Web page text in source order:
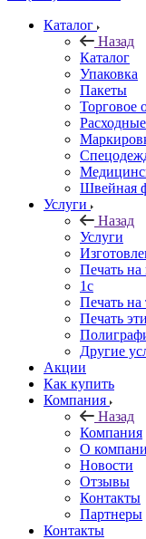
Каталог
Назад
Каталог
Упаковка
Пакеты
Торговое
Швейная
Услуги
Назад
Услуги
Печать на
1c
Печать на
Печать
Другие
Акции
Как купить
Компания
Назад
Компания
О
Новости
Отзывы
Контакты
Партнеры
Контакты